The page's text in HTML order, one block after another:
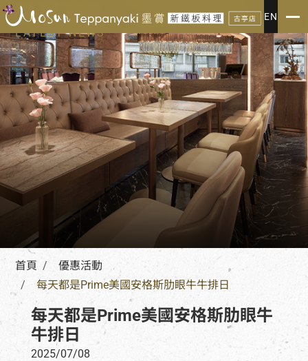
EN
優惠活動
LATEST NEWS
首頁
優惠活動
每天都是Prime美國安格斯肋眼牛牛排日
每天都是Prime美國安格斯肋眼牛
牛排日
2025/07/08